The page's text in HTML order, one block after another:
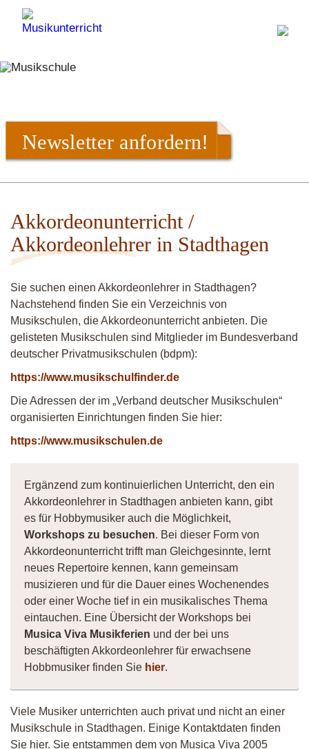
Newsletter anfordern!
Akkordeonunterricht /
Akkordeonlehrer in Stadthagen
Sie suchen einen Akkordeonlehrer in Stadthagen?
Nachstehend finden Sie ein Verzeichnis von
Musikschulen, die Akkordeonunterricht anbieten. Die
gelisteten Musikschulen sind Mitglieder im Bundesverband
deutscher Privatmusikschulen (bdpm):
https://www.musikschulfinder.de
Die Adressen der im „Verband deutscher Musikschulen“
organisierten Einrichtungen finden Sie hier:
https://www.musikschulen.de
Ergänzend zum kontinuierlichen Unterricht, den ein
Akkordeonlehrer in Stadthagen anbieten kann, gibt
es für Hobbymusiker auch die Möglichkeit,
Workshops zu besuchen. Bei dieser Form von
Akkordeonunterricht trifft man Gleichgesinnte, lernt
neues Repertoire kennen, kann gemeinsam
musizieren und für die Dauer eines Wochenendes
oder einer Woche tief in ein musikalisches Thema
eintauchen. Eine Übersicht der Workshops bei
Musica Viva Musikferien und der bei uns
beschäftigten Akkordeonlehrer für erwachsene
Hobbmusiker finden Sie hier.
Viele Musiker unterrichten auch privat und nicht an einer
Musikschule in Stadthagen. Einige Kontaktdaten finden
Sie hier. Sie entstammen dem von Musica Viva 2005